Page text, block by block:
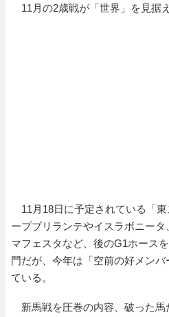
11月の2歳戦が「世界」を見据
11月18日に予定されている「東
ープブリランテやイスラボニー
マフェスタなど、後のG1ホース
門だが、今年は「空前の好メン
ている。
新馬戦を圧巻の内容、破った馬